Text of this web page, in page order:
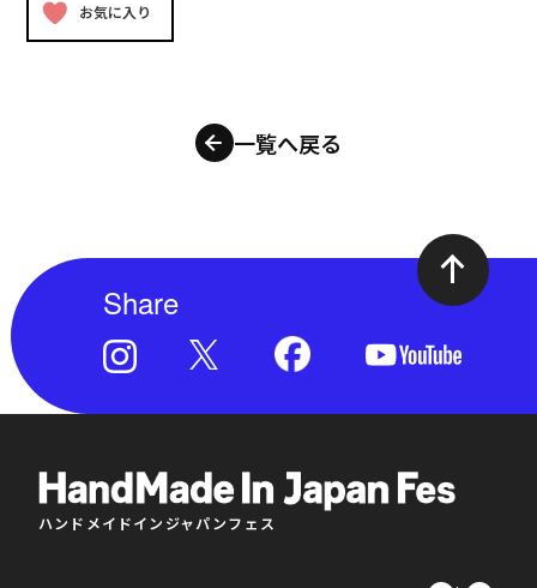
お気に入り
一覧へ戻る
Share
ハンドメイドインジャパンフェス